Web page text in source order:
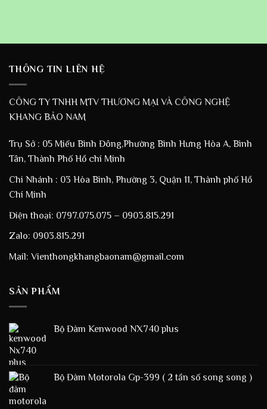
THÔNG TIN LIÊN HỆ
CÔNG TY TNHH MTV THƯƠNG MẠI VÀ CÔNG NGHỆ
KHANG BẢO NAM
Trụ Sở : 05 Miếu Bình Đông,Phường Bình Hưng Hòa A, Bình
Tân, Thành Phố Hồ chí Minh
Chi Nhánh : 03 Hòa Bình, Phường 3, Quận 11, Thành phố Hồ
Chí Minh
Điện thoại: 0797.075.075 – 0903.815.291
Zalo: 0903.815.291
Mail: Vienthongkhangbaonam@gmail.com
SẢN PHẨM
Bộ Đàm Kenwood NX740 plus
Bộ Đàm Motorola Gp-399 ( 2 tần số song song )